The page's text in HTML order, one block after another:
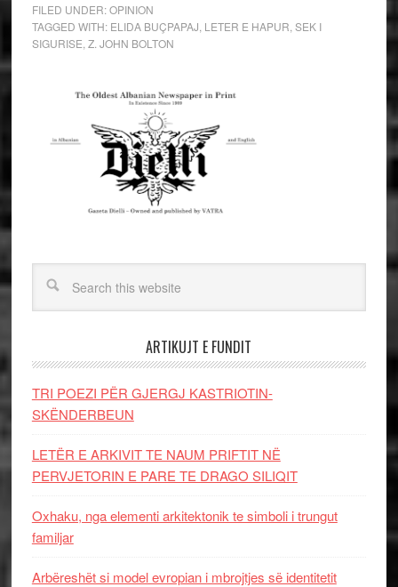
FILED UNDER:OPINION
TAGGED WITH: ELIDA BUÇPAPAJ LETER E HAPUR SEK I
SIGURISE Z. JOHN BOLTON
ARTIKUJT E FUNDIT
TRI POEZI PËR GJERGJ KASTRIOTIN-
SKËNDERBEUN
LETËR E ARKIVIT TE NAUM PRIFTIT NË
PERVJETORIN E PARE TE DRAGO SILIQIT
Oxhaku, nga elementi arkitektonik te simboli i trungut
familjar
Arbëreshët si model evropian i mbrojtjes së identitetit